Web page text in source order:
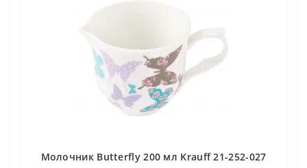
Молочник Butterfly 200 мл Krauff 21-252-027